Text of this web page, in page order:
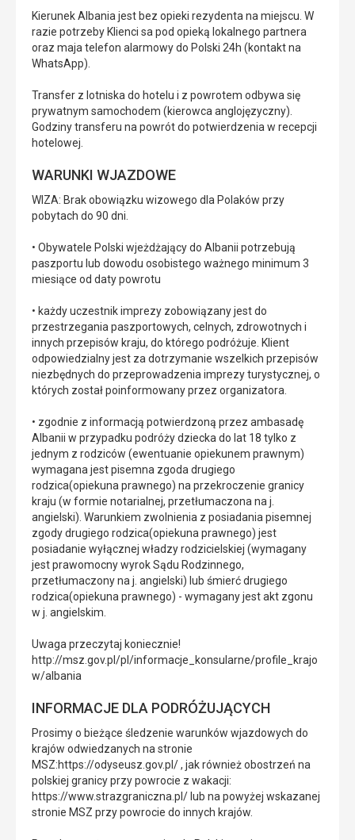
Kierunek Albania jest bez opieki rezydenta na miejscu. W
razie potrzeby Klienci sa pod opieką lokalnego partnera
oraz maja telefon alarmowy do Polski 24h (kontakt na
WhatsApp).
Transfer z lotniska do hotelu i z powrotem odbywa się
prywatnym samochodem (kierowca anglojęzyczny).
Godziny transferu na powrót do potwierdzenia w recepcji
hotelowej.
WARUNKI WJAZDOWE
WIZA: Brak obowiązku wizowego dla Polaków przy
pobytach do 90 dni.
• Obywatele Polski wjeżdżający do Albanii potrzebują
paszportu lub dowodu osobistego ważnego minimum 3
miesiące od daty powrotu
• każdy uczestnik imprezy zobowiązany jest do
przestrzegania paszportowych, celnych, zdrowotnych i
innych przepisów kraju, do którego podróżuje. Klient
odpowiedzialny jest za dotrzymanie wszelkich przepisów
niezbędnych do przeprowadzenia imprezy turystycznej, o
których został poinformowany przez organizatora.
• zgodnie z informacją potwierdzoną przez ambasadę
Albanii w przypadku podróży dziecka do lat 18 tylko z
jednym z rodziców (ewentuanie opiekunem prawnym)
wymagana jest pisemna zgoda drugiego
rodzica(opiekuna prawnego) na przekroczenie granicy
kraju (w formie notarialnej, przetłumaczona na j.
angielski). Warunkiem zwolnienia z posiadania pisemnej
zgody drugiego rodzica(opiekuna prawnego) jest
posiadanie wyłącznej władzy rodzicielskiej (wymagany
jest prawomocny wyrok Sądu Rodzinnego,
przetłumaczony na j. angielski) lub śmierć drugiego
rodzica(opiekuna prawnego) - wymagany jest akt zgonu
w j. angielskim.
Uwaga przeczytaj koniecznie!
http://msz.gov.pl/pl/informacje_konsularne/profile_krajo
w/albania
INFORMACJE DLA PODRÓŻUJĄCYCH
Prosimy o bieżące śledzenie warunków wjazdowych do
krajów odwiedzanych na stronie
MSZ:https://odyseusz.gov.pl/ , jak również obostrzeń na
polskiej granicy przy powrocie z wakacji:
https://www.strazgraniczna.pl/ lub na powyżej wskazanej
stronie MSZ przy powrocie do innych krajów.